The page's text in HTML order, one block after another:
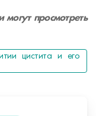
могут просмотреть
цистита и его